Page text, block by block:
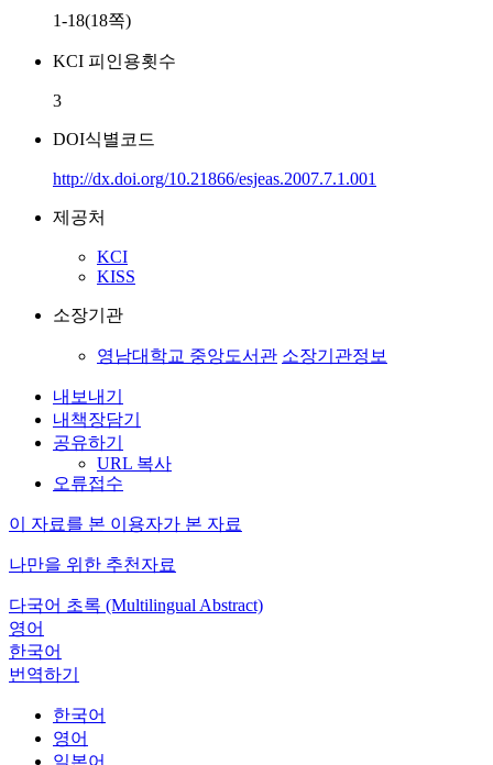
1-18(18쪽)
KCI 피인용횟수
3
DOI식별코드
http://dx.doi.org/10.21866/esjeas.2007.7.1.001
제공처
KCI
KISS
소장기관
영남대학교 중앙도서관 소장기관정보
내보내기
내책장담기
공유하기
URL 복사
오류접수
이 자료를 본 이용자가 본 자료
나만을 위한 추천자료
다국어 초록 (Multilingual Abstract)
영어
한국어
번역하기
한국어
영어
일본어